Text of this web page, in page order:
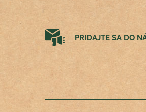
PRIDAJTE SA DO